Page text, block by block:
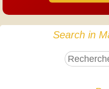
Search in